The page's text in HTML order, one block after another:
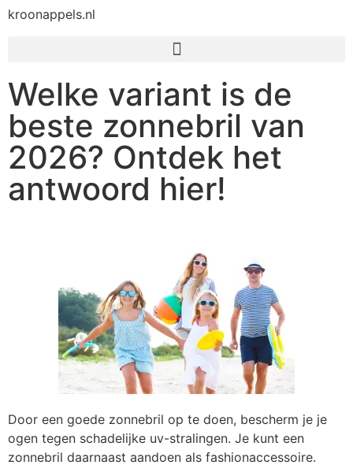
kroonappels.nl
Welke variant is de
beste zonnebril van
2026? Ontdek het
antwoord hier!
Door een goede zonnebril op te doen, bescherm je je
ogen tegen schadelijke uv-stralingen. Je kunt een
zonnebril daarnaast aandoen als fashionaccessoire.